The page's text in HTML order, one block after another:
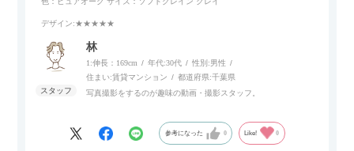
す。
デザイン:★★★★★
林
1:伸長：169cm 年代:30代 性別:男性
住まい:賃貸マンション 都道府県:千葉県
写真撮影をするのが趣味の動画・撮影スタッフ。
参考になった 0 Like! 0